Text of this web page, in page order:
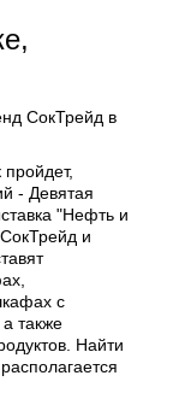
СокТрейд в
- Девятая
"Нефть и
и
с
также
Найти